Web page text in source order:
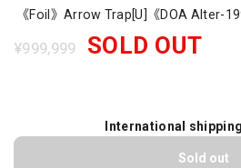
《Foil》Arrow Trap[U]《DOA Alter-
¥999,999 SOLD OUT
International
Sold out